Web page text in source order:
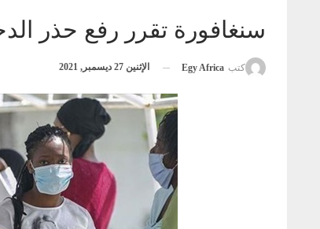
سنغافورة تقرر رفع حذر الدخول عن
كتب Egy Africa الإثنين 27 ديسمبر, 2021